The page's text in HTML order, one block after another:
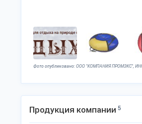
Фото опубликовано: ООО "КОМПАНИЯ ПРОМЭКС",
Продукция компании 5